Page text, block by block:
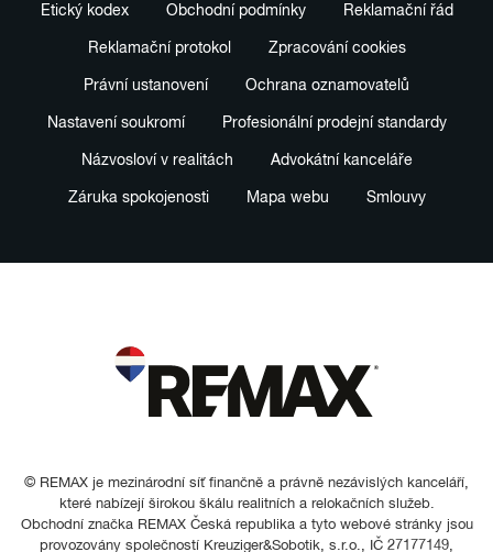
Etický kodex Obchodní podmínky Reklamační řád
Reklamační protokol Zpracování cookies
Právní ustanovení Ochrana oznamovatelů
Nastavení soukromí Profesionální prodejní standardy
Názvosloví v realitách Advokátní kanceláře
Záruka spokojenosti Mapa webu Smlouvy
© REMAX je mezinárodní síť finančně a právně nezávislých kanceláří,
které nabízejí širokou škálu realitních a relokačních služeb.
Obchodní značka REMAX Česká republika a tyto webové stránky jsou
provozovány společností Kreuziger&Sobotik, s.r.o., IČ 27177149,